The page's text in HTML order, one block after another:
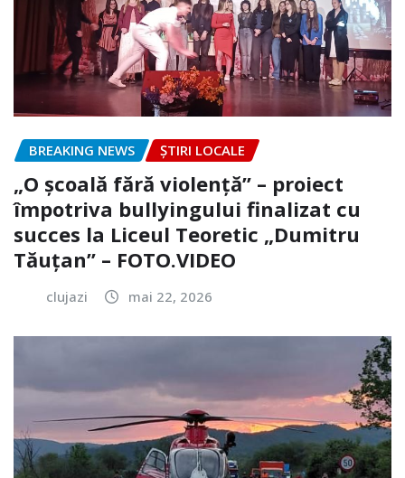
BREAKING NEWS ȘTIRI LOCALE
„O școală fără violență” – proiect
împotriva bullyingului finalizat cu
succes la Liceul Teoretic „Dumitru
Tăuțan” – FOTO.VIDEO
clujazi mai 22, 2026